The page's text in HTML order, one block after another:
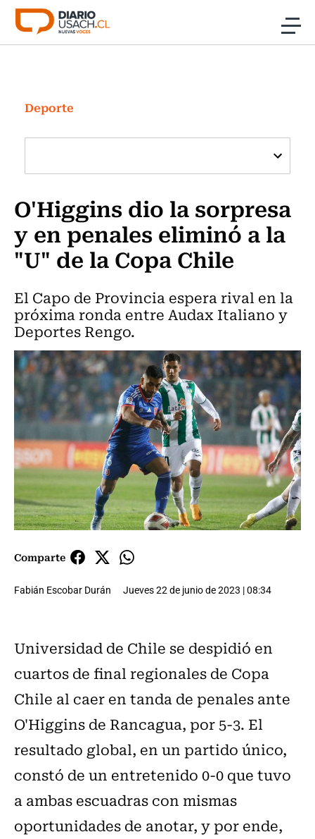
Click acá para ir directamente al contenido
Investigación
Cultura
Programas Radio y TV Usach
Deporte
O'Higgins dio la sorpresa
y en penales eliminó a la
"U" de la Copa Chile
El Capo de Provincia espera rival en la
próxima ronda entre Audax Italiano y
Deportes Rengo.
Comparte
Fabián Escobar Durán Jueves 22 de junio de 2023 | 08:34
Universidad de Chile se despidió en
cuartos de final regionales de Copa
Chile al caer en tanda de penales ante
O'Higgins de Rancagua, por 5-3. El
resultado global, en un partido único,
constó de un entretenido 0-0 que tuvo
a ambas escuadras con mismas
oportunidades de anotar, y por ende,